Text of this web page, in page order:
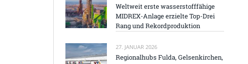
Weltweit erste wasserstofffähige
MIDREX-Anlage erzielte Top-Drei
Rang und Rekordproduktion
27. JANUAR 2026
Regionalhubs Fulda, Gelsenkirchen,